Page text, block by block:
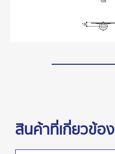
สินค้าที่เกี่ยวข้อง